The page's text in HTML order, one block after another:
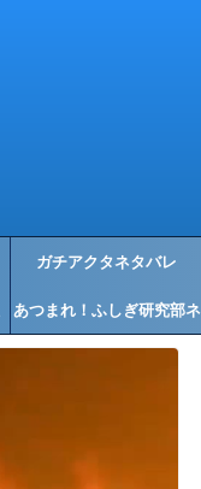
ガチアクタネタバレ
あつまれ！ふしぎ研究部ネ